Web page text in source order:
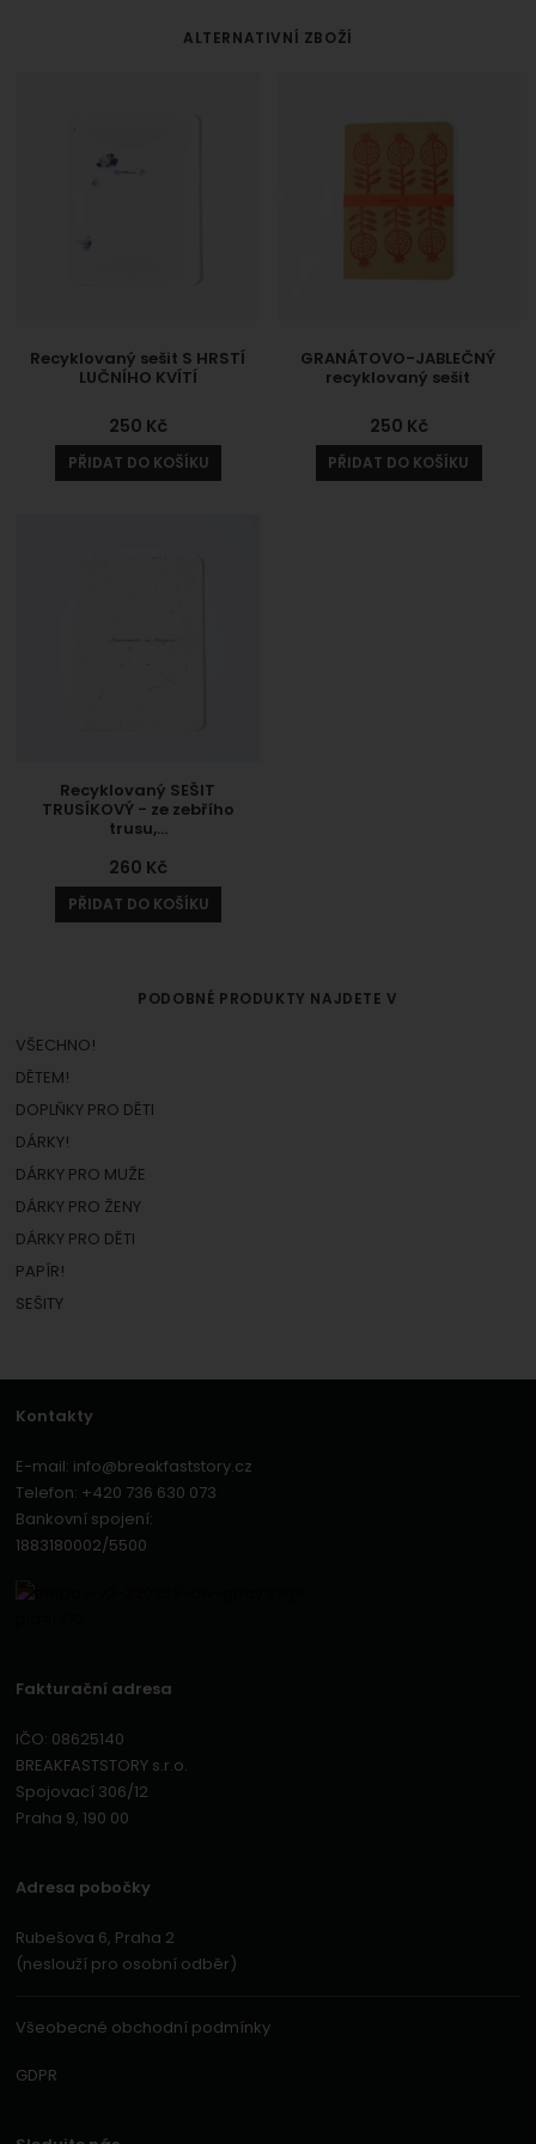
ALTERNATIVNÍ ZBOŽÍ
Recyklovaný sešit S HRSTÍ
LUČNÍHO KVÍTÍ
250 Kč
PŘIDAT DO KOŠÍKU
GRANÁTOVO-JABLEČNÝ
recyklovaný sešit
250 Kč
PŘIDAT DO KOŠÍKU
Recyklovaný SEŠIT
TRUSÍKOVÝ - ze zebřího
trusu,…
260 Kč
PŘIDAT DO KOŠÍKU
PODOBNÉ PRODUKTY NAJDETE V
VŠECHNO!
DĚTEM!
DOPLŇKY PRO DĚTI
DÁRKY!
DÁRKY PRO MUŽE
DÁRKY PRO ŽENY
DÁRKY PRO DĚTI
PAPÍR!
SEŠITY
Kontakty
E-mail: info@breakfaststory.cz
Telefon: +420 736 630 073
Bankovní spojení:
1883180002/5500
Fakturační adresa
IČO: 08625140
BREAKFASTSTORY s.r.o.
Spojovací 306/12
Praha 9, 190 00
Adresa pobočky
Rubešova 6, Praha 2
(neslouží pro osobní odběr)
Všeobecné obchodní podmínky
GDPR